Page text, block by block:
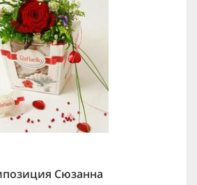
Сюзанна